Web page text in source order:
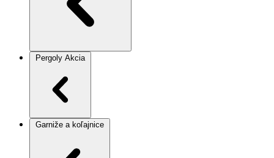
Pergoly Akcia
Garniže a koľajnice